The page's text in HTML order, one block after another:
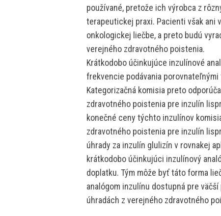
používané, pretože ich výrobca z
terapeutickej praxi. Pacienti však ani
onkologickej liečbe, a preto budú
verejného zdravotného poistenia.
Krátkodobo účinkujúce inzulínové
frekvencie podávania
Kategorizačná komisia preto
zdravotného poistenia pre inzulín
konečné ceny týchto inzulínov
zdravotného poistenia pre inzulín
úhrady za inzulín glulizín v rovnakej
krátkodobo účinkujúci inzulínový
doplatku. Tým môže byť táto forma
analógom inzulínu dostupná pre
úhradách z verejného zdravotného